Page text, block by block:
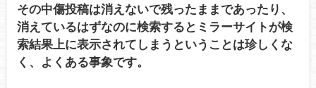
その中傷投稿は消えないで残ったままであったり、
消えているはずなのに検索するとミラーサイトが検
索結果上に表示されてしまうということは珍しくな
く、よくある事象です。